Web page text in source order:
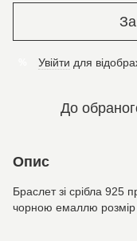
Увійти для
До
Опис
Браслет зі срібла 925
чорною емаллю розмір